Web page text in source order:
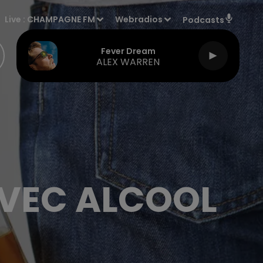
Live : CHAMPAGNE FM Webradios Podcasts
Fever Dream
ALEX WARREN
ALCOOL